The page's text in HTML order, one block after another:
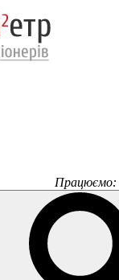
Працюємо: